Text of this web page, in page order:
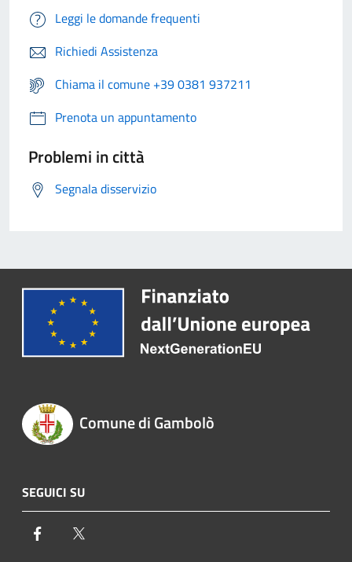
Leggi le domande frequenti
Richiedi Assistenza
Chiama il comune +39 0381 937211
Prenota un appuntamento
Problemi in città
Segnala disservizio
Comune di Gambolò
SEGUICI SU
Facebook